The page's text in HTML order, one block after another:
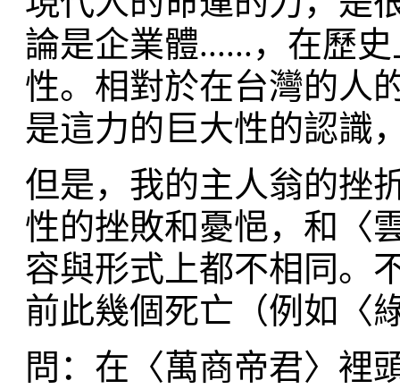
論是企業體......，在歷
性。相對於在台灣的人
是這力的巨大性的認識
但是，我的主人翁的挫
性的挫敗和憂悒，和〈
容與形式上都不相同。
前此幾個死亡（例如〈
問：在〈萬商帝君〉裡